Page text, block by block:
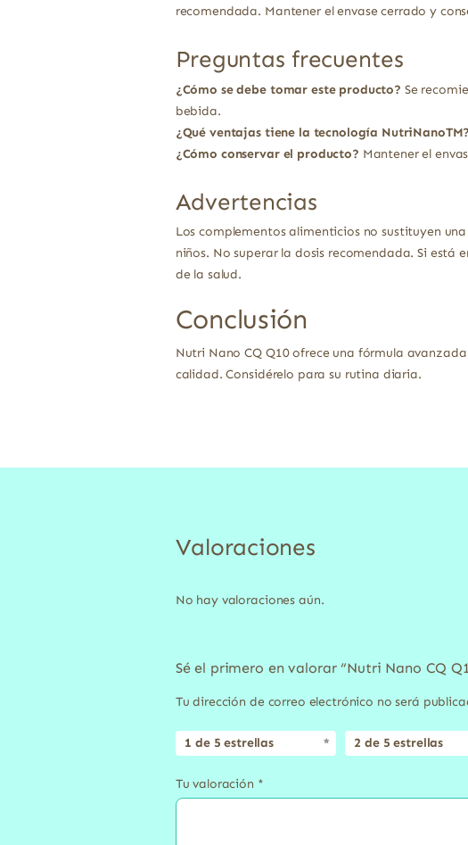
recomendada. Mantener el envase cerrado y
Preguntas frecuentes
¿Cómo se debe tomar este producto? Se
bebida.
¿Qué ventajas tiene la tecnología NutriNanoTM?
¿Cómo conservar el producto? Mantener el
Advertencias
Los complementos alimenticios no sustituyen
niños. No superar la dosis recomendada. Si
de la salud.
Conclusión
Nutri Nano CQ Q10 ofrece una fórmula
calidad. Considérelo para su rutina diaria.
Valoraciones
No hay valoraciones aún.
Sé el primero en valorar “Nutri Nano CQ
Tu dirección de correo electrónico no será
1 de 5 estrellas 2 de 5 estrellas
Tu valoración *